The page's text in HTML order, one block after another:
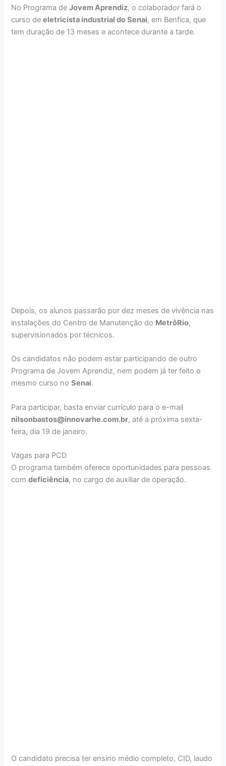
No Programa deJovem Aprendiz, o colaborador fará o
curso deeletricista industrial do Senai, em Benfica, que
tem duração de 13 meses e acontece durante a tarde.
Depois, os alunos passarão por dez meses de vivência nas
instalações do Centro de Manutenção do MetrôRio,
supervisionados por técnicos.
Os candidatos não podem estar participando de outro
Programa de Jovem Aprendiz, nem podem já ter feito o
mesmo curso noSenai.
Para participar, basta enviar currículo para o e-mail
nilsonbastos@innovarhe.com.br, até a próxima sexta-
feira, dia 19 de janeiro.
Vagas para PCD
O programa também oferece oportunidades para pessoas
comdeficiência, no cargo de auxiliar de operação.
O candidato precisa ter ensino médio completo, CID, laudo